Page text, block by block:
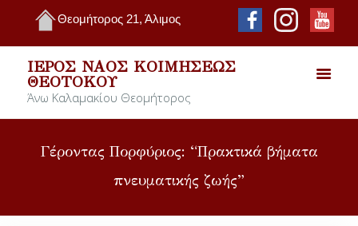
Θεομήτορος 21, Άλιμος
ΙΕΡΌΣ ΝΑΌΣ ΚΟΙΜΉΣΕΩΣ
ΘΕΟΤΌΚΟΥ
Άνω Καλαμακίου Θεομήτορος
Γέροντας Πορφύριος: “Πρακτικά βήματα
πνευματικής ζωής”